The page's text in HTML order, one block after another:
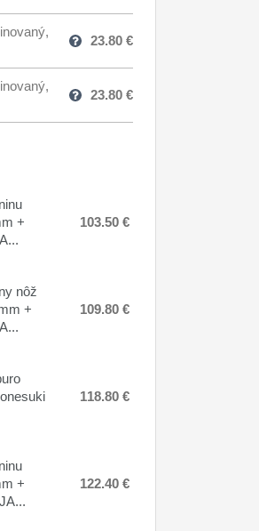
23.80 €
23.80 €
+
103.50 €
nôž
+
109.80 €
118.80 €
+
122.40 €